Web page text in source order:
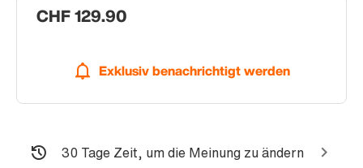
CHF 129.90
Exklusiv benachrichtigt werden
30 Tage Zeit, um die Meinung zu ändern